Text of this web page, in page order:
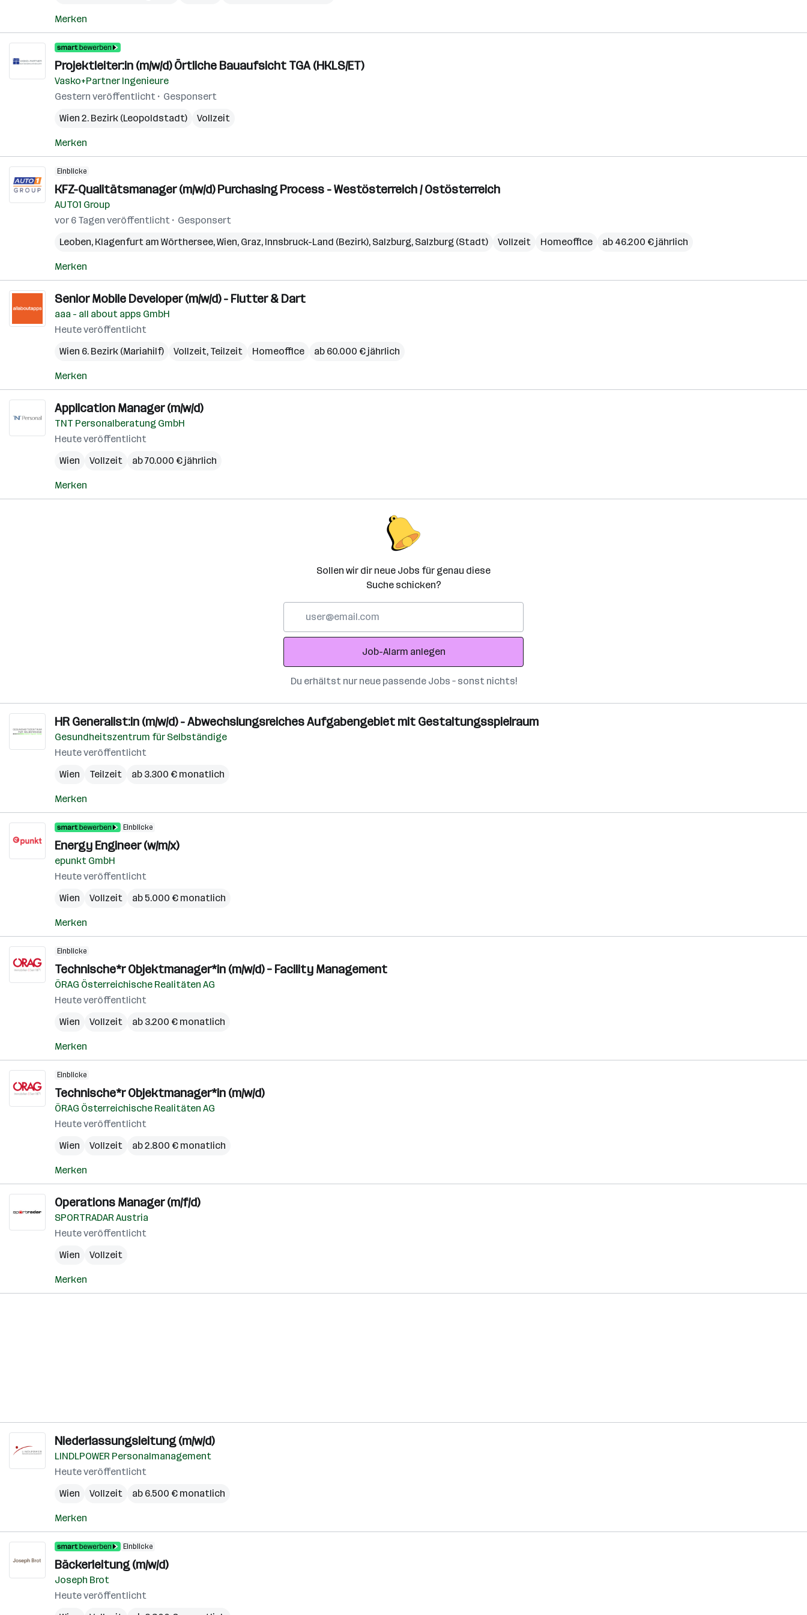
Merken
Projektleiter:in (m/w/d) Örtliche Bauaufsicht TGA (HKLS/ET)
Vasko+Partner Ingenieure
Gestern veröffentlicht
Gesponsert
Wien 2. Bezirk (Leopoldstadt)
Vollzeit
Merken
Einblicke
KFZ-Qualitätsmanager (m/w/d) Purchasing Process - Westösterreich / Ostösterreich
AUTO1 Group
vor 6 Tagen veröffentlicht
Gesponsert
Leoben, Klagenfurt am Wörthersee,Wien, Graz, Innsbruck-Land (Bezirk), Salzburg, Salzburg (Stadt) Vollzeit Homeoffice ab 46.200 € jährlich
Merken
Senior Mobile Developer (m/w/d) - Flutter & Dart
aaa - all about apps GmbH
Heute veröffentlicht
Wien 6. Bezirk (Mariahilf)
Vollzeit, Teilzeit Homeoffice ab 60.000 € jährlich
Merken
Application Manager (m/w/d)
TNT Personalberatung GmbH
Heute veröffentlicht
Wien
Vollzeit ab 70.000 € jährlich
Merken
Sollen wir dir neue Jobs für genau diese
Suche schicken?
Adresse
Job-Alarm anlegen
Du erhältst nur neue passende Jobs – sonst nichts!
HR Generalist:in (m/w/d) - Abwechslungsreiches Aufgabengebiet mit Gestaltungsspielraum
Gesundheitszentrum für Selbständige
Heute veröffentlicht
Wien
Teilzeit ab 3.300 € monatlich
Merken
Einblicke
Energy Engineer (w/m/x)
epunkt GmbH
Heute veröffentlicht
Wien
Vollzeit ab 5.000 € monatlich
Merken
Einblicke
Technische*r Objektmanager*in (m/w/d) – Facility Management
ÖRAG Österreichische Realitäten AG
Heute veröffentlicht
Wien
Vollzeit ab 3.200 € monatlich
Merken
Einblicke
Technische*r Objektmanager*in (m/w/d)
ÖRAG Österreichische Realitäten AG
Heute veröffentlicht
Wien
Vollzeit ab 2.800 € monatlich
Merken
Operations Manager (m/f/d)
SPORTRADAR Austria
Heute veröffentlicht
Wien
Vollzeit
Merken
Niederlassungsleitung (m/w/d)
LINDLPOWER Personalmanagement
Heute veröffentlicht
Wien
Vollzeit ab 6.500 € monatlich
Merken
Einblicke
Bäckerleitung (m/w/d)
Joseph Brot
Heute veröffentlicht